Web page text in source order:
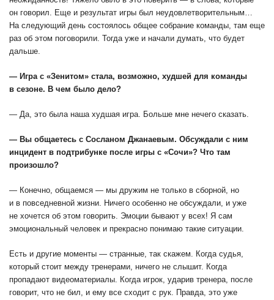
он говорил. Еще и результат игры был неудовлетворительным…
На следующий день состоялось общее собрание команды, там еще
раз об этом поговорили. Тогда уже и начали думать, что будет
дальше.
— Игра с «Зенитом» стала, возможно, худшей для команды
в сезоне. В чем было дело?
— Да, это была наша худшая игра. Больше мне нечего сказать.
— Вы общаетесь с Сосланом Джанаевым. Обсуждали с ним
инцидент в подтрибунке после игры с «Сочи»? Что там
произошло?
— Конечно, общаемся — мы дружим не только в сборной, но
и в повседневной жизни. Ничего особенно не обсуждали, и уже
не хочется об этом говорить. Эмоции бывают у всех! Я сам
эмоциональный человек и прекрасно понимаю такие ситуации.
Есть и другие моменты — странные, так скажем. Когда судья,
который стоит между тренерами, ничего не слышит. Когда
пропадают видеоматериалы. Когда игрок, ударив тренера, после
говорит, что не бил, и ему все сходит с рук. Правда, это уже